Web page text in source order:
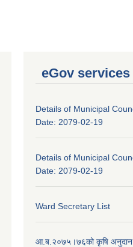
eGov services
Details of Municipal
Date: 2079-02-19
Details of Municipal
Date: 2079-02-19
Ward Secretary List
आ.ब.२०७५।७६को कृषि अनुदान